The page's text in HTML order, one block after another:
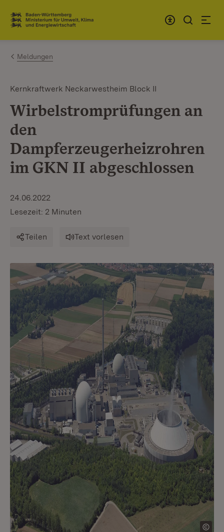
Zum Inhalt springen
Link zur Startseite
Meldungen
Kernkraftwerk Neckarwestheim Block II
Wirbelstromprüfungen an
den
Dampferzeugerheizrohren
im GKN II abgeschlossen
24.06.2022
Lesezeit: 2 Minuten
Teilen Text vorlesen